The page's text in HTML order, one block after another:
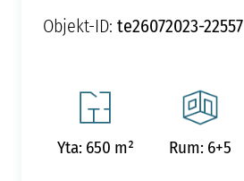
Objekt-ID: te26072023-22557
Yta: 650 m² Rum: 6+5